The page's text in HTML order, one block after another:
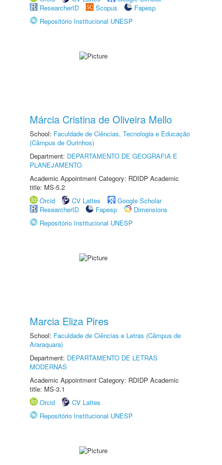
ResearcherID
Scopus
Fapesp
Repositório Institucional UNESP
Márcia Cristina de Oliveira Mello
School: Faculdade de Ciências, Tecnologia e Educação
(Câmpus de Ourinhos)
Department: DEPARTAMENTO DE GEOGRAFIA E
PLANEJAMENTO
Academic Appointment Category: RDIDP Academic
title: MS-5.2
Orcid
CV Lattes
Google Scholar
ResearcherID
Fapesp
Dimensions
Repositório Institucional UNESP
Marcia Eliza Pires
School: Faculdade de Ciências e Letras (Câmpus de
Araraquara)
Department: DEPARTAMENTO DE LETRAS
MODERNAS
Academic Appointment Category: RDIDP Academic
title: MS-3.1
Orcid
CV Lattes
Repositório Institucional UNESP